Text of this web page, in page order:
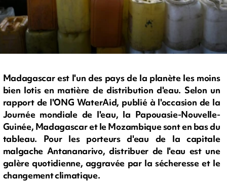
Madagascar est l'un des pays de la planète les moins
bien lotis en matière de distribution d'eau. Selon un
rapport de l'ONG WaterAid, publié à l'occasion de la
Journée mondiale de l'eau, la Papouasie-Nouvelle-
Guinée, Madagascar et le Mozambique sont en bas du
tableau. Pour les porteurs d'eau de la capitale
malgache Antananarivo, distribuer de l'eau est une
galère quotidienne, aggravée par la sécheresse et le
changement climatique.